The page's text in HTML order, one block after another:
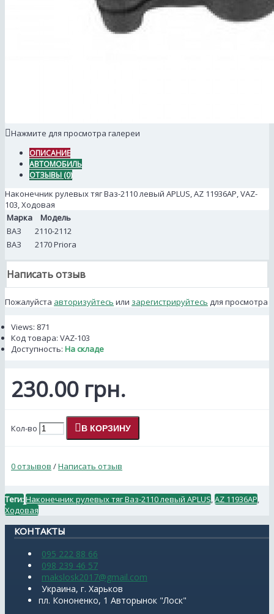
Нажмите для просмотра галереи
ОПИСАНИЕ
АВТОМОБИЛЬ
ОТЗЫВЫ (0)
Наконечник рулевых тяг Ваз-2110 левый APLUS, AZ 11936AP, VAZ-
103, Ходовая
Марка
Модель
ВАЗ
2110-2112
ВАЗ
2170 Priora
Написать отзыв
Пожалуйста авторизуйтесь или зарегистрируйтесь для просмотра
Views: 871
Код товара: VAZ-103
Доступность: На складе
230.00 грн.
Кол-во В КОРЗИНУ
0 отзывов /Написать отзыв
Теги:Наконечник рулевых тяг Ваз-2110 левый APLUS AZ 11936AP
Ходовая
КОНТАКТЫ
095 222 88 66
098 239 46 57
makslosk2017@gmail.com
Украина, г. Харьков
пл. Кононенко, 1 Авторынок "Лоск"